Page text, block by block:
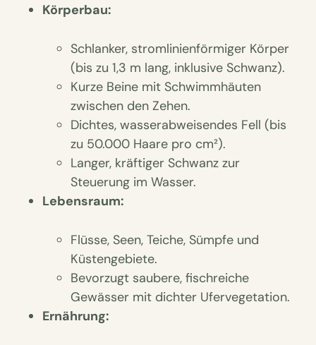
Körperbau:
Schlanker, stromlinienförmiger Körper
(bis zu 1,3 m lang, inklusive Schwanz).
Kurze Beine mit Schwimmhäuten
zwischen den Zehen.
Dichtes, wasserabweisendes Fell (bis
zu 50.000 Haare pro cm²).
Langer, kräftiger Schwanz zur
Steuerung im Wasser.
Lebensraum:
Flüsse, Seen, Teiche, Sümpfe und
Küstengebiete.
Bevorzugt saubere, fischreiche
Gewässer mit dichter Ufervegetation.
Ernährung: